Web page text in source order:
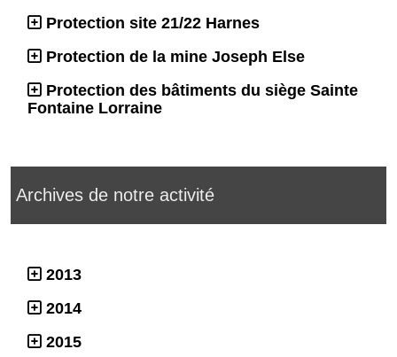
Protection site 21/22 Harnes
Protection de la mine Joseph Else
Protection des bâtiments du siège Sainte
Fontaine Lorraine
Archives de notre activité
2013
2014
2015